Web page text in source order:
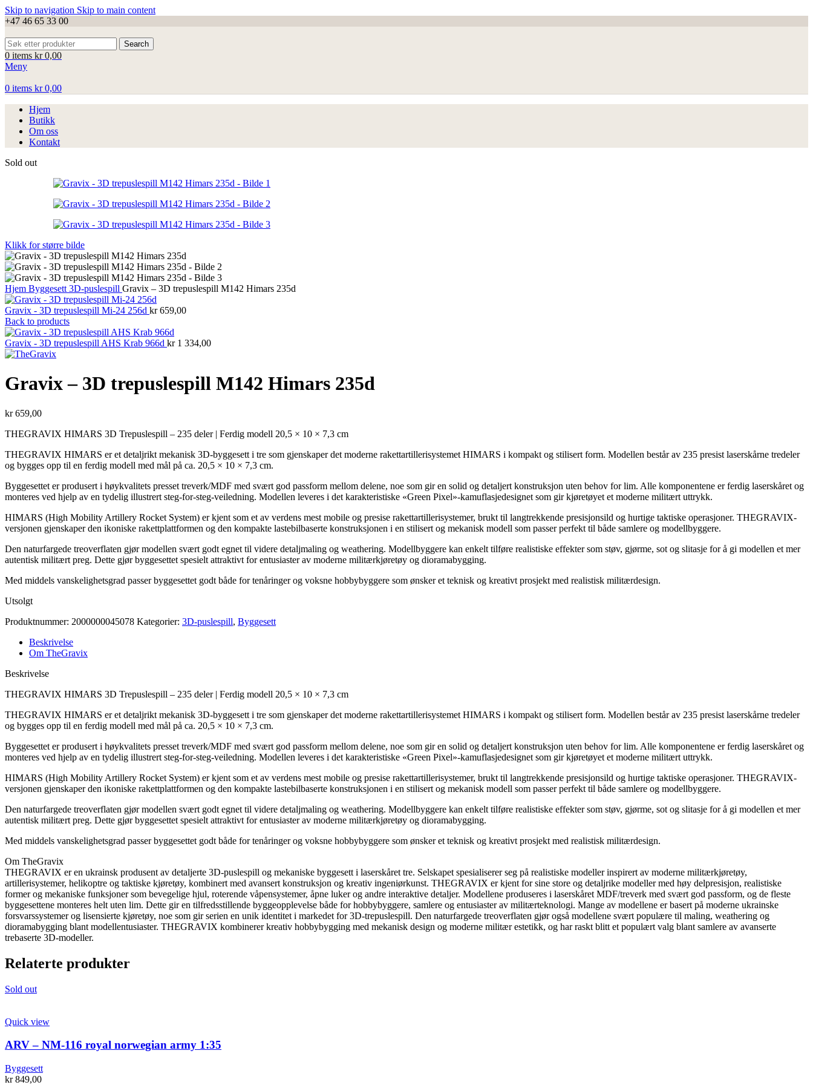
Skip to navigation Skip to main content
+47 46 65 33 00
Search
0 items kr0,00
Meny
0 items kr0,00
Hjem
Butikk
Om oss
Kontakt
Sold out
Klikk for større bilde
Hjem Byggesett 3D-puslespill Gravix – 3D trepuslespill M142 Himars 235d
Gravix - 3D trepuslespill Mi-24 256d kr659,00
Back to products
Gravix - 3D trepuslespill AHS Krab 966d kr1 334,00
Gravix – 3D trepuslespill M142 Himars 235d
kr659,00
THEGRAVIX HIMARS 3D Trepuslespill – 235 deler | Ferdig modell 20,5 × 10 × 7,3 cm
THEGRAVIX HIMARS er et detaljrikt mekanisk 3D-byggesett i tre som gjenskaper det moderne rakettartillerisystemet HIMARS i kompakt og stilisert form. Modellen består av 235 presist laserskårne tredeler
og bygges opp til en ferdig modell med mål på ca. 20,5 × 10 × 7,3 cm.
Byggesettet er produsert i høykvalitets presset treverk/MDF med svært god passform mellom delene, noe som gir en solid og detaljert konstruksjon uten behov for lim. Alle komponentene er ferdig laserskåret og
monteres ved hjelp av en tydelig illustrert steg-for-steg-veiledning. Modellen leveres i det karakteristiske «Green Pixel»-kamuflasjedesignet som gir kjøretøyet et moderne militært uttrykk.
HIMARS (High Mobility Artillery Rocket System) er kjent som et av verdens mest mobile og presise rakettartillerisystemer, brukt til langtrekkende presisjonsild og hurtige taktiske operasjoner. THEGRAVIX-
versjonen gjenskaper den ikoniske rakettplattformen og den kompakte lastebilbaserte konstruksjonen i en stilisert og mekanisk modell som passer perfekt til både samlere og modellbyggere.
Den naturfargede treoverflaten gjør modellen svært godt egnet til videre detaljmaling og weathering. Modellbyggere kan enkelt tilføre realistiske effekter som støv, gjørme, sot og slitasje for å gi modellen et mer
autentisk militært preg. Dette gjør byggesettet spesielt attraktivt for entusiaster av moderne militærkjøretøy og dioramabygging.
Med middels vanskelighetsgrad passer byggesettet godt både for tenåringer og voksne hobbybyggere som ønsker et teknisk og kreativt prosjekt med realistisk militærdesign.
Utsolgt
Produktnummer: 2000000045078 Kategorier: 3D-puslespill, Byggesett
Beskrivelse
Om TheGravix
Beskrivelse
THEGRAVIX HIMARS 3D Trepuslespill – 235 deler | Ferdig modell 20,5 × 10 × 7,3 cm
THEGRAVIX HIMARS er et detaljrikt mekanisk 3D-byggesett i tre som gjenskaper det moderne rakettartillerisystemet HIMARS i kompakt og stilisert form. Modellen består av 235 presist laserskårne tredeler
og bygges opp til en ferdig modell med mål på ca. 20,5 × 10 × 7,3 cm.
Byggesettet er produsert i høykvalitets presset treverk/MDF med svært god passform mellom delene, noe som gir en solid og detaljert konstruksjon uten behov for lim. Alle komponentene er ferdig laserskåret og
monteres ved hjelp av en tydelig illustrert steg-for-steg-veiledning. Modellen leveres i det karakteristiske «Green Pixel»-kamuflasjedesignet som gir kjøretøyet et moderne militært uttrykk.
HIMARS (High Mobility Artillery Rocket System) er kjent som et av verdens mest mobile og presise rakettartillerisystemer, brukt til langtrekkende presisjonsild og hurtige taktiske operasjoner. THEGRAVIX-
versjonen gjenskaper den ikoniske rakettplattformen og den kompakte lastebilbaserte konstruksjonen i en stilisert og mekanisk modell som passer perfekt til både samlere og modellbyggere.
Den naturfargede treoverflaten gjør modellen svært godt egnet til videre detaljmaling og weathering. Modellbyggere kan enkelt tilføre realistiske effekter som støv, gjørme, sot og slitasje for å gi modellen et mer
autentisk militært preg. Dette gjør byggesettet spesielt attraktivt for entusiaster av moderne militærkjøretøy og dioramabygging.
Med middels vanskelighetsgrad passer byggesettet godt både for tenåringer og voksne hobbybyggere som ønsker et teknisk og kreativt prosjekt med realistisk militærdesign.
Om TheGravix
THEGRAVIX er en ukrainsk produsent av detaljerte 3D-puslespill og mekaniske byggesett i laserskåret tre. Selskapet spesialiserer seg på realistiske modeller inspirert av moderne militærkjøretøy,
artillerisystemer, helikoptre og taktiske kjøretøy, kombinert med avansert konstruksjon og kreativ ingeniørkunst. THEGRAVIX er kjent for sine store og detaljrike modeller med høy delpresisjon, realistiske
former og mekaniske funksjoner som bevegelige hjul, roterende våpensystemer, åpne luker og andre interaktive detaljer. Modellene produseres i laserskåret MDF/treverk med svært god passform, og de fleste
byggesettene monteres helt uten lim. Dette gir en tilfredsstillende byggeopplevelse både for hobbybyggere, samlere og entusiaster av militærteknologi. Mange av modellene er basert på moderne ukrainske
forsvarssystemer og lisensierte kjøretøy, noe som gir serien en unik identitet i markedet for 3D-trepuslespill. Den naturfargede treoverflaten gjør også modellene svært populære til maling, weathering og
dioramabygging blant modellentusiaster. THEGRAVIX kombinerer kreativ hobbybygging med mekanisk design og moderne militær estetikk, og har raskt blitt et populært valg blant samlere av avanserte
trebaserte 3D-modeller.
Relaterte produkter
Sold out
Quick view
ARV – NM-116 royal norwegian army 1:35
Byggesett
kr849,00